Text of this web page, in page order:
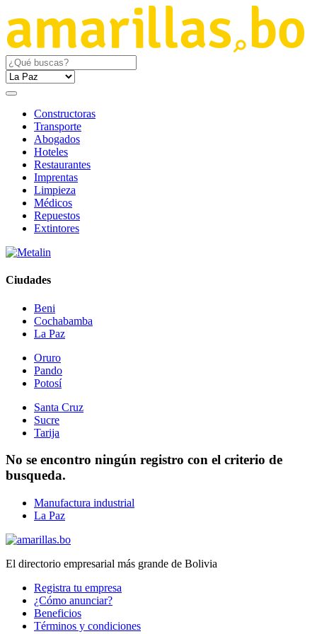
Constructoras
Transporte
Abogados
Hoteles
Restaurantes
Imprentas
Limpieza
Médicos
Repuestos
Extintores
Ciudades
Beni
Cochabamba
La Paz
Oruro
Pando
Potosí
Santa Cruz
Sucre
Tarija
No se encontro ningún registro con el criterio de
busqueda.
Manufactura industrial
La Paz
El directorio empresarial más grande de Bolivia
Registra tu empresa
¿Cómo anunciar?
Beneficios
Términos y condiciones